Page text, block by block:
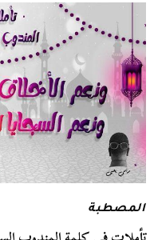
المصطبة